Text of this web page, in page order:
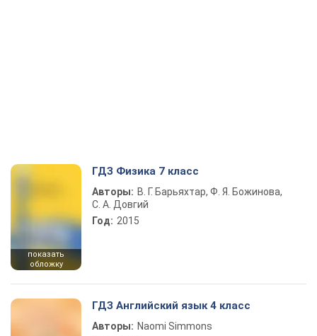
показать
обложку
ГДЗ Физика 7 класс
Авторы: В. Г. Барьяхтар, Ф. Я. Божинова,
С. А. Довгий
Год: 2015
ГДЗ Английский язык 4 класс
Авторы: Naomi Simmons